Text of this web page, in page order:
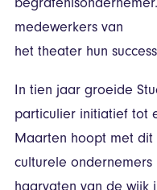
medewerkers van
het theater hun
In tien jaar groeide
particulier initiatief tot
Maarten hoopt met dit
culturele